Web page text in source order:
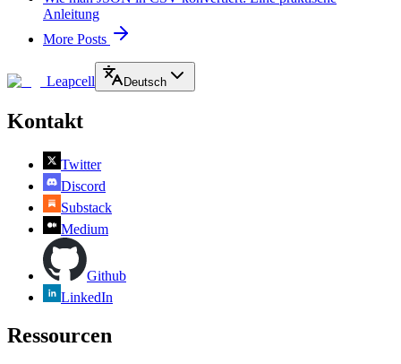
Anleitung
More Posts
Leapcell Deutsch
Kontakt
Twitter
Discord
Substack
Medium
Github
LinkedIn
Ressourcen